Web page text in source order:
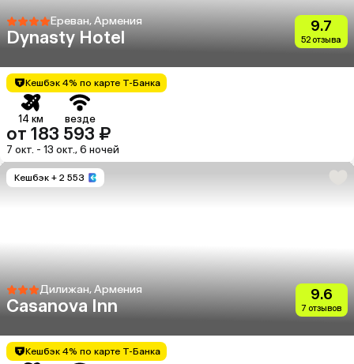
Ереван, Армения
Dynasty Hotel
9.7
52 отзыва
Кешбэк 4% по карте Т-Банка
14 км везде
от 183 593 ₽
7 окт. - 13 окт., 6 ночей
Кешбэк + 2 553
Дилижан, Армения
Casanova Inn
9.6
7 отзывов
Кешбэк 4% по карте Т-Банка